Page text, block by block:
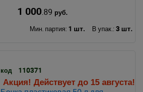
1 000.89 руб.
Мин. партия: 1 шт. В упак.: 3 шт.
код
110371
Акция! Действует до 15 августа!